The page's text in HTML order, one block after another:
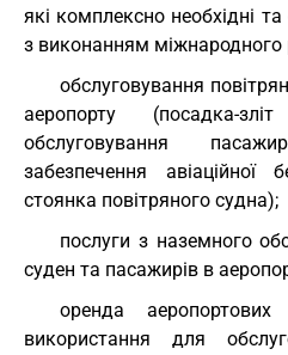
які комплексно необхідні
з виконанням міжнародного
обслуговування
аеропорту (посадка-
обслуговування
забезпечення авіаційної
стоянка повітряного судна);
послуги з наземного
суден та пасажирів в
оренда
використання для